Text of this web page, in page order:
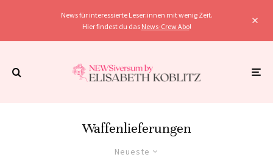
News für interessierte Leser:innen mit wenig Zeit.
Hier findest du das News-Crew Abo!
Waffenlieferungen
Neueste